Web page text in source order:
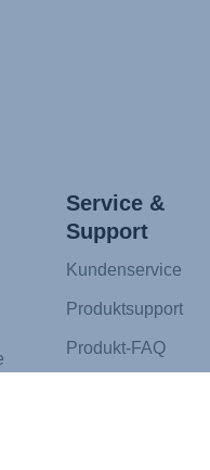
Service &
Support
Kundenservice
Produktsupport
Produkt-FAQ